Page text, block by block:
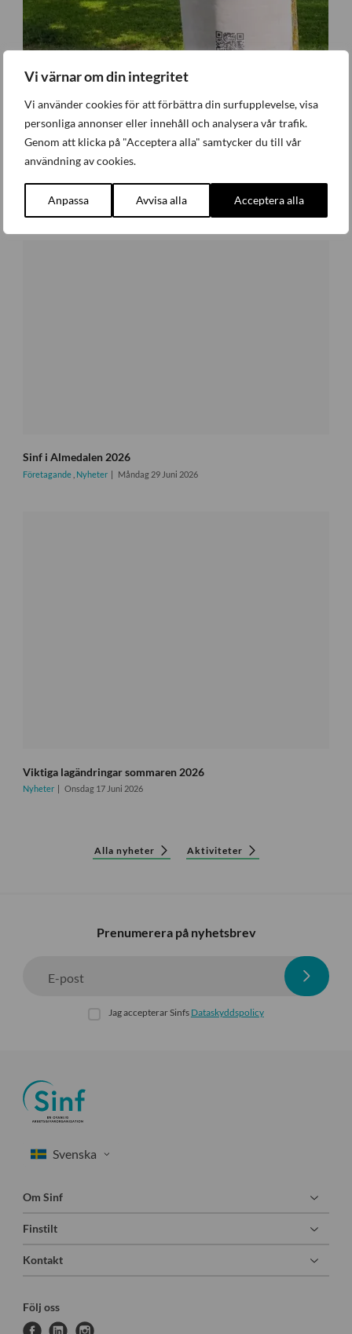
Vi värnar om din integritet
Vi använder cookies för att förbättra din surfupplevelse, visa
personliga annonser eller innehåll och analysera vår trafik.
Genom att klicka på "Acceptera alla" samtycker du till vår
användning av cookies.
Anpassa Avvisa alla Acceptera alla
Industriativet tog första steget i Almedalen
Företagande,Nyheter Måndag 29 Juni 2026
Sinf i Almedalen 2026
Företagande Nyheter Måndag 29 Juni 2026
Viktiga lagändringar sommaren 2026
Nyheter Onsdag 17 Juni 2026
Alla nyheter Aktiviteter
Prenumerera på nyhetsbrev
E-post
Jag accepterar Sinfs Dataskyddspolicy
Om Sinf
Finstilt
Kontakt
Följ oss